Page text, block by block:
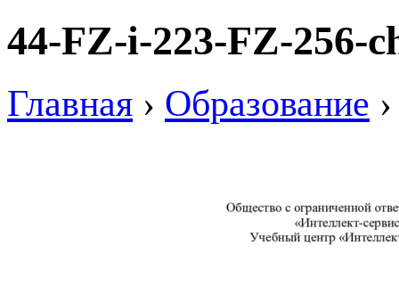
44-FZ-i-223-FZ-256-
Главная › Образование ›